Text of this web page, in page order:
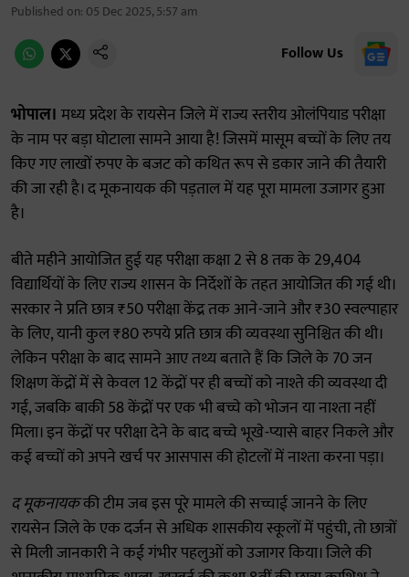
Published on: 05 Dec 2025, 5:57 am
Follow Us
भोपाल। मध्य प्रदेश के रायसेन जिले में राज्य स्तरीय ओलंपियाड परीक्षा
के नाम पर बड़ा घोटाला सामने आया है! जिसमें मासूम बच्चों के लिए तय
किए गए लाखों रुपए के बजट को कथित रूप से डकार जाने की तैयारी
की जा रही है। द मूकनायक की पड़ताल में यह पूरा मामला उजागर हुआ
है।
बीते महीने आयोजित हुई यह परीक्षा कक्षा 2 से 8 तक के 29,404
विद्यार्थियों के लिए राज्य शासन के निर्देशों के तहत आयोजित की गई थी।
सरकार ने प्रति छात्र ₹50 परीक्षा केंद्र तक आने-जाने और ₹30 स्वल्पाहार
के लिए, यानी कुल ₹80 रुपये प्रति छात्र की व्यवस्था सुनिश्चित की थी।
लेकिन परीक्षा के बाद सामने आए तथ्य बताते हैं कि जिले के 70 जन
शिक्षण केंद्रों में से केवल 12 केंद्रों पर ही बच्चों को नाश्ते की व्यवस्था दी
गई, जबकि बाकी 58 केंद्रों पर एक भी बच्चे को भोजन या नाश्ता नहीं
मिला। इन केंद्रों पर परीक्षा देने के बाद बच्चे भूखे-प्यासे बाहर निकले और
कई बच्चों को अपने खर्च पर आसपास की होटलों में नाश्ता करना पड़ा।
द मूकनायककी टीम जब इस पूरे मामले की सच्चाई जानने के लिए
रायसेन जिले के एक दर्जन से अधिक शासकीय स्कूलों में पहुंची, तो छात्रों
से मिली जानकारी ने कई गंभीर पहलुओं को उजागर किया। जिले की